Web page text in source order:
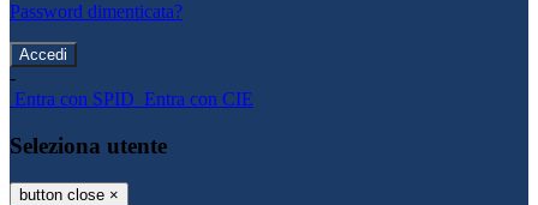
Password dimenticata?
-
Entra con SPID Entra con CIE
Seleziona utente
button close ×